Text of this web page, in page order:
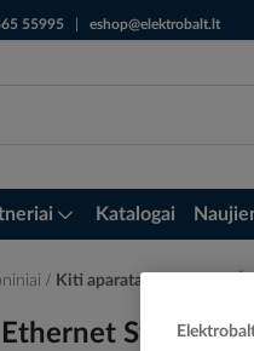
55995 eshop@elektrobalt.lt
Katalogai
Kiti aparatai pramonei
Switch